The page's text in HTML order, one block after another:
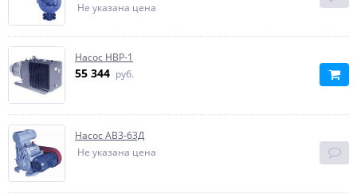
Не указана цена
Насос НВР-1
55 344 руб.
Насос АВ3-63Д
Не указана цена